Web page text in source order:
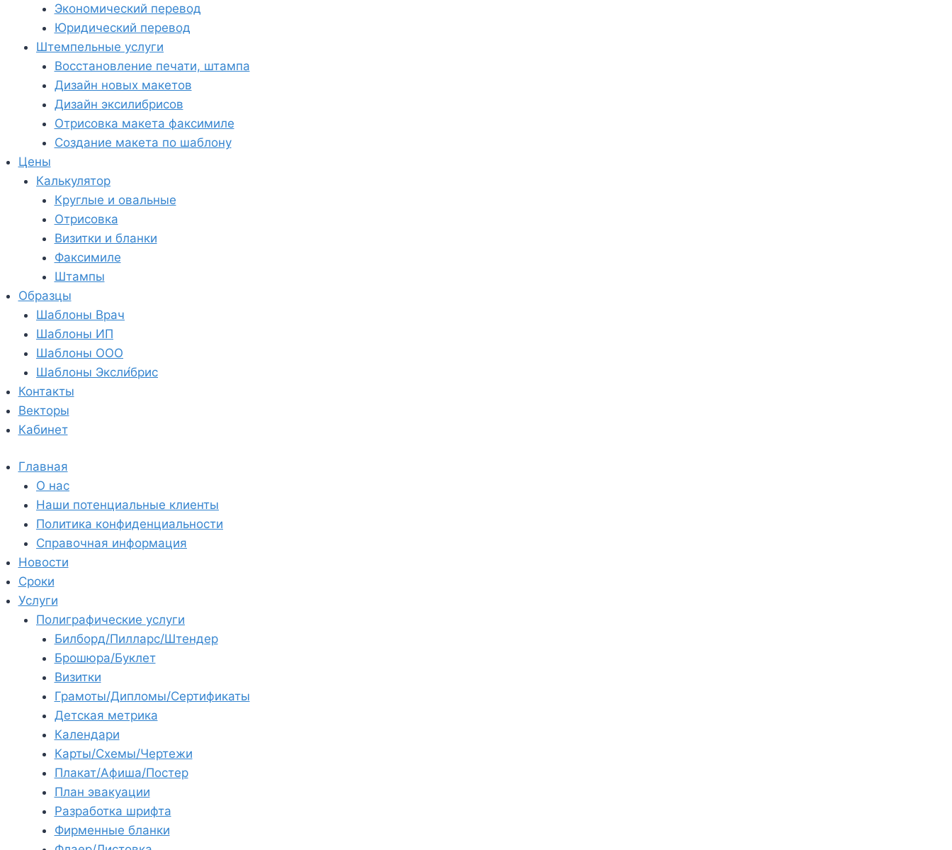
Экономический перевод
Юридический перевод
Штемпельные услуги
Восстановление печати, штампа
Дизайн новых макетов
Дизайн эксилибрисов
Отрисовка макета факсимиле
Создание макета по шаблону
Цены
Калькулятор
Круглые и овальные
Отрисовка
Визитки и бланки
Факсимиле
Штампы
Образцы
Шаблоны Врач
Шаблоны ИП
Шаблоны ООО
Шаблоны Эксли́брис
Контакты
Векторы
Кабинет
Главная
О нас
Наши потенциальные клиенты
Политика конфиденциальности
Справочная информация
Новости
Сроки
Услуги
Полиграфические услуги
Билборд/Пилларс/Штендер
Брошюра/Буклет
Визитки
Грамоты/Дипломы/Сертификаты
Детская метрика
Календари
Карты/Схемы/Чертежи
Плакат/Афиша/Постер
План эвакуации
Разработка шрифта
Фирменные бланки